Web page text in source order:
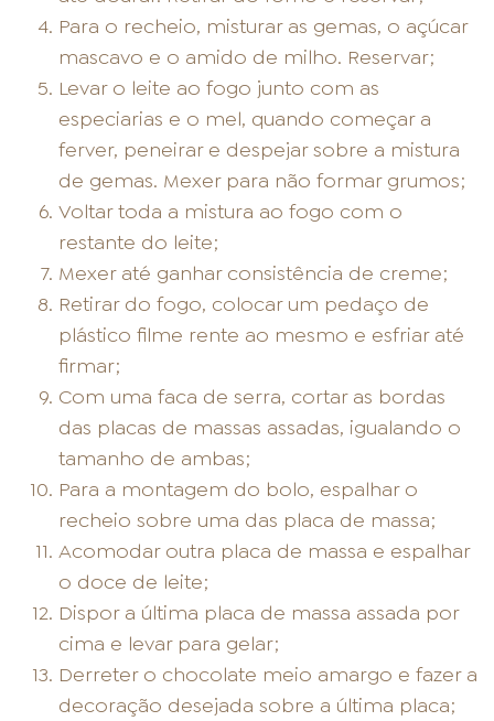
Para o recheio, misturar as gemas, o açúcar
mascavo e o amido de milho. Reservar;
Levar o leite ao fogo junto com as
especiarias e o mel, quando começar a
ferver, peneirar e despejar sobre a mistura
de gemas. Mexer para não formar grumos;
Voltar toda a mistura ao fogo com o
restante do leite;
Mexer até ganhar consistência de creme;
Retirar do fogo, colocar um pedaço de
plástico filme rente ao mesmo e esfriar até
firmar;
Com uma faca de serra, cortar as bordas
das placas de massas assadas, igualando o
tamanho de ambas;
Para a montagem do bolo, espalhar o
recheio sobre uma das placa de massa;
Acomodar outra placa de massa e espalhar
o doce de leite;
Dispor a última placa de massa assada por
cima e levar para gelar;
Derreter o chocolate meio amargo e fazer a
decoração desejada sobre a última placa;